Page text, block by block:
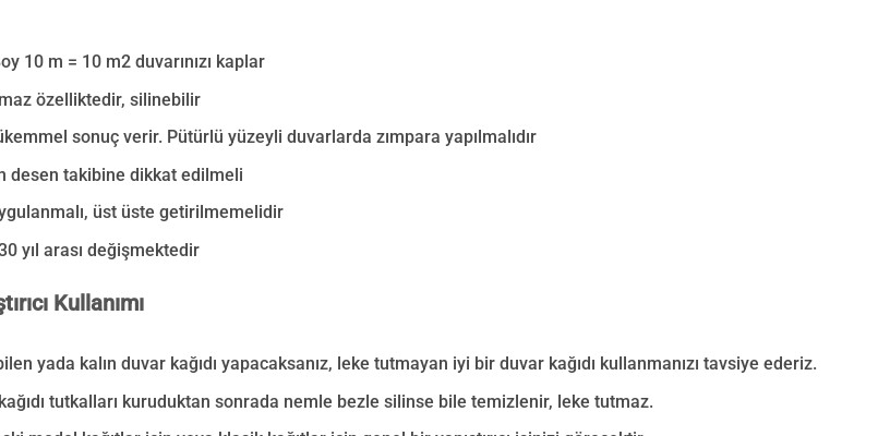
10 m = 10 m2 duvarınızı kaplar
özelliktedir, silinebilir
sonuç verir. Pütürlü yüzeyli duvarlarda zımpara yapılmalıdır
desen takibine dikkat edilmeli
üst üste getirilmemelidir
yıl arası değişmektedir
Kullanımı
yada kalın duvar kağıdı yapacaksanız, leke tutmayan iyi bir duvar kağıdı kullanmanızı tavsiye ederiz.
tutkalları kuruduktan sonrada nemle bezle silinse bile temizlenir, leke tutmaz.